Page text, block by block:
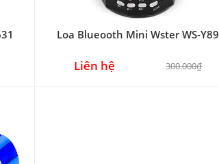
Loa Blueooth Mini Wster WS-Y89
Liên hệ 300.000₫